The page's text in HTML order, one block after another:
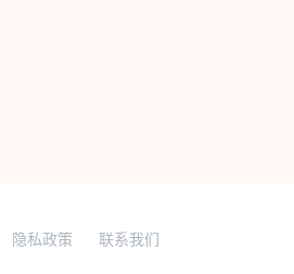
隐私政策 联系我们